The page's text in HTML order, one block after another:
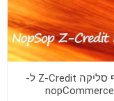
תוסף סליקה Z-Credit ל-
nopCommerce